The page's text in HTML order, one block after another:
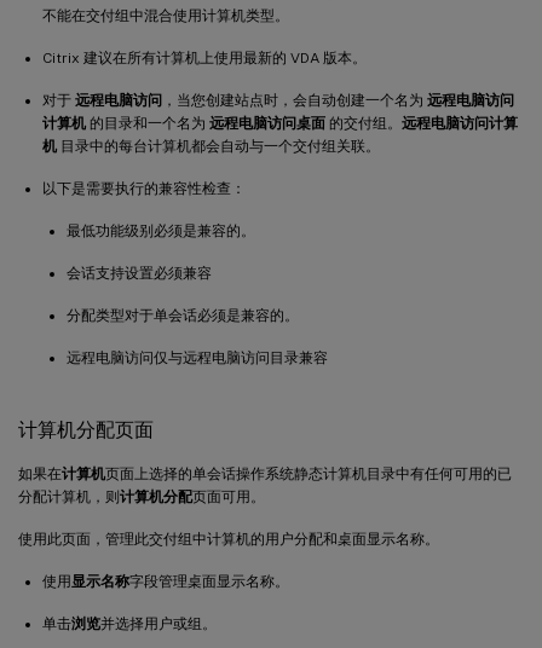
不能在交付组中混合使用计算机类型。
Citrix 建议在所有计算机上使用最新的 VDA 版本。
对于 远程电脑访问 ，当您创建站点时，会自动创建一个名为 远程电脑访问
计算机 的目录和一个名为 远程电脑访问桌面 的交付组。 远程电脑访问计算
机 目录中的每台计算机都会自动与一个交付组关联。
以下是需要执行的兼容性检查：
最低功能级别必须是兼容的。
会话支持设置必须兼容
分配类型对于单会话必须是兼容的。
远程电脑访问仅与远程电脑访问目录兼容
计算机分配页面
如果在计算机页面上选择的单会话操作系统静态计算机目录中有任何可用的已
分配计算机，则计算机分配页面可用。
使用此页面，管理此交付组中计算机的用户分配和桌面显示名称。
使用显示名称字段管理桌面显示名称。
单击浏览并选择用户或组。